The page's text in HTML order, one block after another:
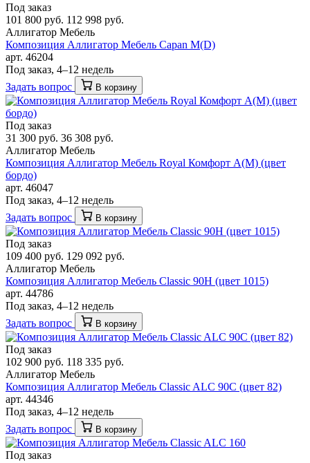
Под заказ
101 800 руб. 112 998 руб.
Аллигатор Мебель
Композиция Аллигатор Мебель Capan M(D)
арт. 46204
Под заказ, 4–12 недель
Задать вопрос
В корзину
Под заказ
31 300 руб. 36 308 руб.
Аллигатор Мебель
Композиция Аллигатор Мебель Royal Комфорт A(М) (цвет
бордо)
арт. 46047
Под заказ, 4–12 недель
Задать вопрос
В корзину
Под заказ
109 400 руб. 129 092 руб.
Аллигатор Мебель
Композиция Аллигатор Мебель Classic 90H (цвет 1015)
арт. 44786
Под заказ, 4–12 недель
Задать вопрос
В корзину
Под заказ
102 900 руб. 118 335 руб.
Аллигатор Мебель
Композиция Аллигатор Мебель Classic ALC 90С (цвет 82)
арт. 44346
Под заказ, 4–12 недель
Задать вопрос
В корзину
Под заказ